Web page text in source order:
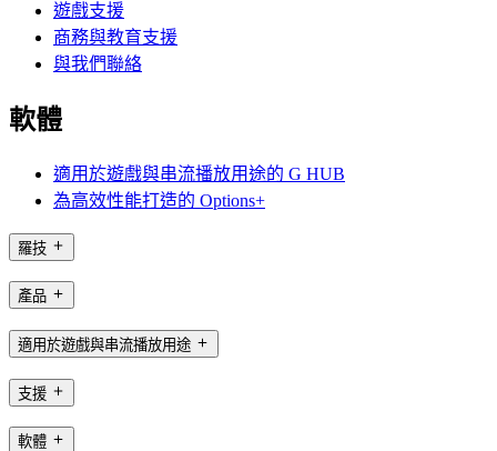
遊戲支援
商務與教育支援
與我們聯絡
軟體
適用於遊戲與串流播放用途的 G HUB
為高效性能打造的 Options+
羅技
產品
適用於遊戲與串流播放用途
支援
軟體